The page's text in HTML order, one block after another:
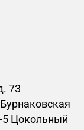
73
Цокольный